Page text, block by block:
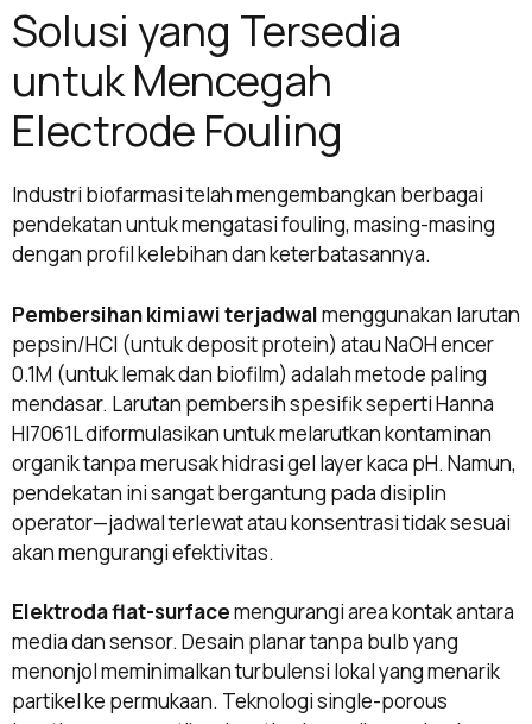
Solusi yang Tersedia
untuk Mencegah
Electrode Fouling
Industri biofarmasi telah mengembangkan berbagai
pendekatan untuk mengatasi fouling, masing-masing
dengan profil kelebihan dan keterbatasannya.
Pembersihan kimiawi terjadwalmenggunakan larutan
pepsin/HCl (untuk deposit protein) atau NaOH encer
0.1M (untuk lemak dan biofilm) adalah metode paling
mendasar. Larutan pembersih spesifik seperti Hanna
HI7061L diformulasikan untuk melarutkan kontaminan
organik tanpa merusak hidrasi gel layer kaca pH. Namun,
pendekatan ini sangat bergantung pada disiplin
operator—jadwal terlewat atau konsentrasi tidak sesuai
akan mengurangi efektivitas.
Elektroda flat-surfacemengurangi area kontak antara
media dan sensor. Desain planar tanpa bulb yang
menonjol meminimalkan turbulensi lokal yang menarik
partikel ke permukaan. Teknologi single-porous